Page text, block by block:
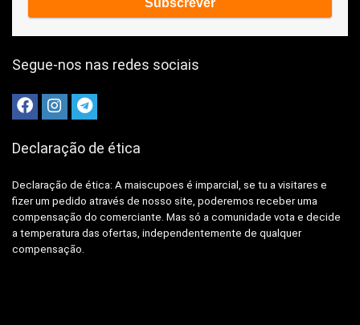
Segue-nos nas redes sociais
Declaração de ética
Declaração de ética: A maiscupoes é imparcial, se tu a visitares e
fizer um pedido através de nosso site, poderemos receber uma
compensação do comerciante. Mas só a comunidade vota e decide
a temperatura das ofertas, independentemente de qualquer
compensação.